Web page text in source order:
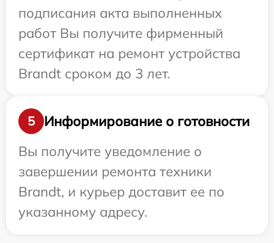
подписания акта выполненных
работ Вы получите фирменный
сертификат на ремонт устройства
Brandt сроком до 3 лет.
5
Информирование о готовности
Вы получите уведомление о
завершении ремонта техники
Brandt, и курьер доставит ее по
указанному адресу.